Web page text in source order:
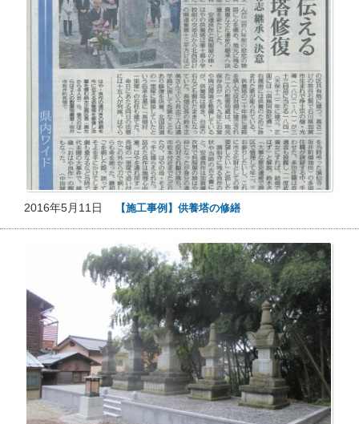
2016年5月11日 【施工事例】供養塔の修繕